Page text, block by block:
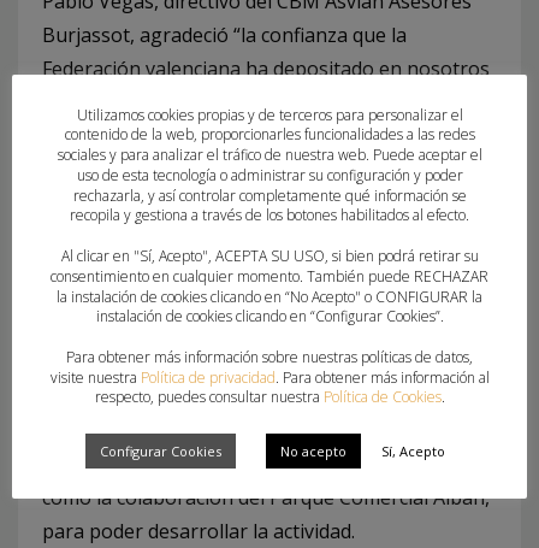
Burjassot, agradeció “la confianza que la
Federación valenciana ha depositado en nosotros
para ser la primera sede del circuito”, así como “la
ayuda de voluntarios del club” para realizar
distintas tareas durante la jornada y “disfrutar
todos juntos del balonmano”.
El presidente de la Federación de Balonmano de la
Comunitat Valenciana, Pedro Fuertes, se mostró
“satisfecho con la movilización de grandes y
pequeños” en la primera acción promocional del
Mundial de Balonmano Femenino. Fuertes destacó
“el apoyo indispensable” del Ayuntamiento de
Bujassot y el CBM Asvián Asesores Burjassot, así
como la colaboración del Parque Comercial Albán,
para poder desarrollar la actividad.
Utilizamos cookies propias y de terceros para personalizar el
contenido de la web, proporcionarles funcionalidades a las redes
sociales y para analizar el tráfico de nuestra web. Puede aceptar el
uso de esta tecnología o administrar su configuración y poder
rechazarla, y así controlar completamente qué información se
recopila y gestiona a través de los botones habilitados al efecto.
Al clicar en "Sí, Acepto", ACEPTA SU USO, si bien podrá retirar su
consentimiento en cualquier momento. También puede RECHAZAR
la instalación de cookies clicando en “No Acepto" o CONFIGURAR la
instalación de cookies clicando en “Configurar Cookies”.
Para obtener más información sobre nuestras políticas de datos,
visite nuestra Política de privacidad. Para obtener más información al
respecto, puedes consultar nuestra Política de Cookies.
Configurar Cookies No acepto Sí, Acepto